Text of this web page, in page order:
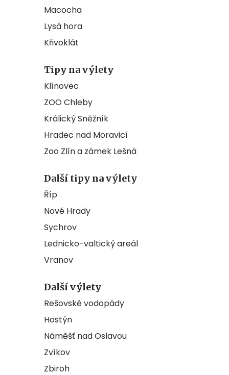
Macocha
Lysá hora
Křivoklát
Tipy na výlety
Klínovec
ZOO Chleby
Králický Sněžník
Hradec nad Moravicí
Zoo Zlín a zámek Lešná
Další tipy na výlety
Říp
Nové Hrady
Sychrov
Lednicko-valtický areál
Vranov
Další výlety
Rešovské vodopády
Hostýn
Náměšť nad Oslavou
Zvíkov
Zbiroh